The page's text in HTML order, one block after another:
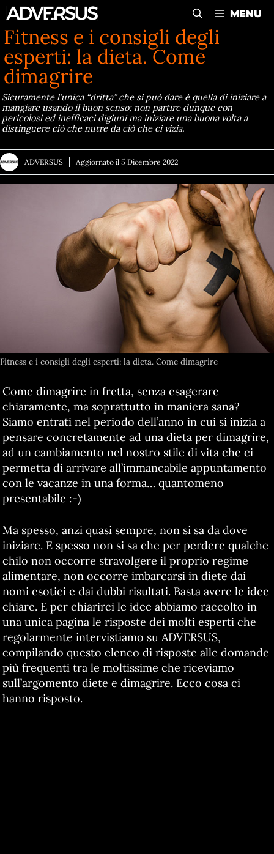
Vai
al
contenuto
MENU
Fitness e i consigli degli
esperti: la dieta. Come
dimagrire
Sicuramente l’unica “dritta” che si può dare è quella di iniziare a
mangiare usando il buon senso; non partire dunque con
pericolosi ed inefficaci digiuni ma iniziare una buona volta a
distinguere ciò che nutre da ciò che ci vizia.
ADVERSUS Aggiornato il 5 Dicembre 2022
Fitness e i consigli degli esperti: la dieta. Come dimagrire
Come dimagrire in fretta, senza esagerare
chiaramente, ma soprattutto in maniera sana?
Siamo entrati nel periodo dell’anno in cui si inizia a
pensare concretamente ad una dieta per dimagrire,
ad un cambiamento nel nostro stile di vita che ci
permetta di arrivare all’immancabile appuntamento
con le vacanze in una forma… quantomeno
presentabile :-)
Ma spesso, anzi quasi sempre, non si sa da dove
iniziare. E spesso non si sa che per perdere qualche
chilo non occorre stravolgere il proprio regime
alimentare, non occorre imbarcarsi in diete dai
nomi esotici e dai dubbi risultati. Basta avere le idee
chiare. E per chiarirci le idee abbiamo raccolto in
una unica pagina le risposte dei molti esperti che
regolarmente intervistiamo su ADVERSUS,
compilando questo elenco di risposte alle domande
più frequenti tra le moltissime che riceviamo
sull’argomento diete e dimagrire. Ecco cosa ci
hanno risposto.